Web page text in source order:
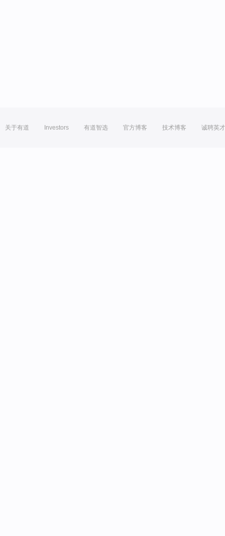
关于有道 Investors 有道智选 官方博客 技术博客 诚聘英才